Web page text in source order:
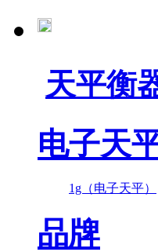
天平衡
电子天
1g（电子天平）
品牌